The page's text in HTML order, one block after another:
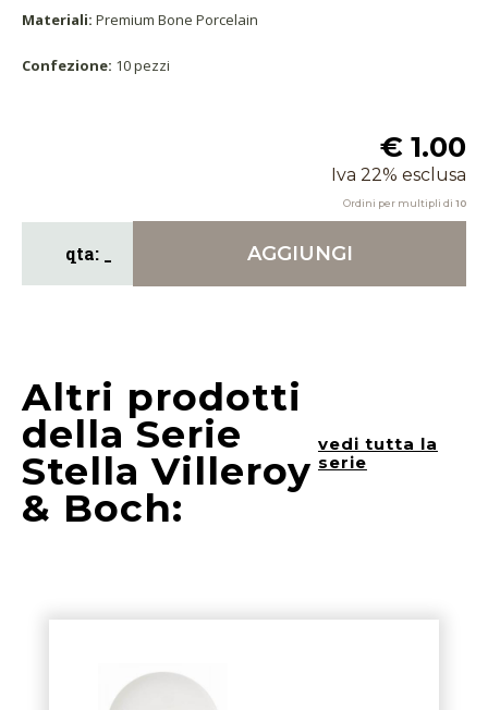
Materiali: Premium Bone Porcelain
Confezione: 10 pezzi
€ 1.00
Iva 22% esclusa
Ordini per multipli di 10
AGGIUNGI
Altri prodotti
della Serie
Stella Villeroy
& Boch:
vedi tutta la
serie